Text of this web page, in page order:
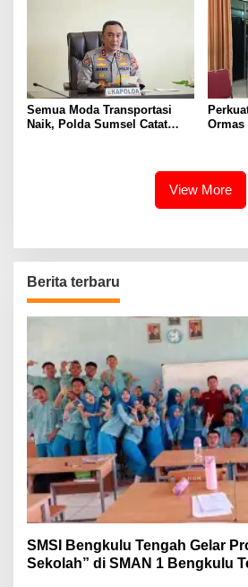
Daerah
Semua Moda Transportasi
Naik, Polda Sumsel Catat
Ormas
View More
Berita terbaru
SMSI Bengkulu Tengah Gelar
Sekolah” di SMAN 1 Bengkulu